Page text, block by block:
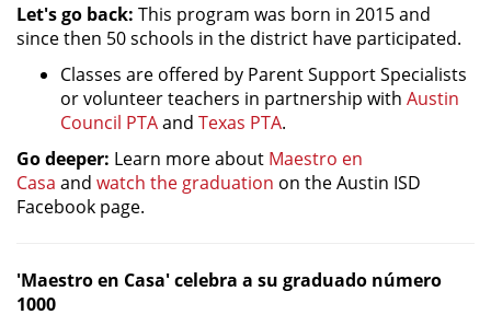
Let's go back: This program was born in 2015 and
since then 50 schools in the district have participated.
Classes are offered by Parent Support Specialists
or volunteer teachers in partnership with Austin
Council PTAand Texas PTA.
Go deeper: Learn more about Maestro en
Casa and watch the graduation on the Austin ISD
Facebook page.
'Maestro en Casa' celebra a su graduado número
1000